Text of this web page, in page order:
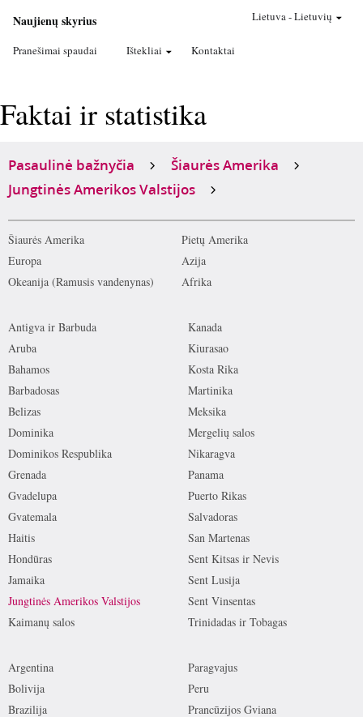
Naujienų skyrius
Pranešimai spaudai Ištekliai Kontaktai
Lietuva-Lietuvių
Faktai ir statistika
Pasaulinė bažnyčia
Šiaurės Amerika
Jungtinės Amerikos Valstijos
Šiaurės Amerika
Pietų Amerika
Europa
Azija
Okeanija (Ramusis vandenynas)
Afrika
Antigva ir Barbuda
Aruba
Bahamos
Barbadosas
Belizas
Dominika
Dominikos Respublika
Grenada
Gvadelupa
Gvatemala
Haitis
Hondūras
Jamaika
Jungtinės Amerikos Valstijos
Kaimanų salos
Kanada
Kiurasao
Kosta Rika
Martinika
Meksika
Mergelių salos
Nikaragva
Panama
Puerto Rikas
Salvadoras
San Martenas
Sent Kitsas ir Nevis
Sent Lusija
Sent Vinsentas
Trinidadas ir Tobagas
Argentina
Bolivija
Brazilija
Paragvajus
Peru
Prancūzijos Gviana